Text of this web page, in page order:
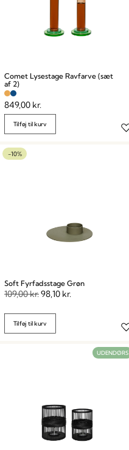
Comet Lysestage Ravfarve (sæt
af 2)
849,00 kr.
Tilføj til kurv
-10%
Soft Fyrfadsstage Grøn
109,00kr.98,10 kr.
Tilføj til kurv
UDENDØRS